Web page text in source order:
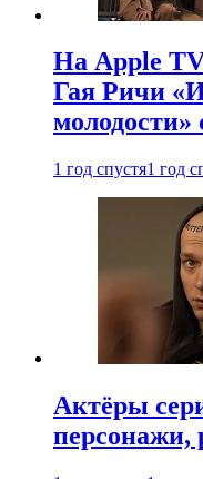
На Apple
Гая Ричи
1 год спустя1 год
Актёры
персонажи,